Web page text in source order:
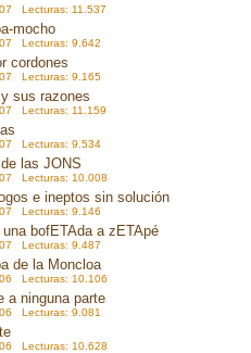
Lecturas: 11.537
mocho
Lecturas: 9.642
cordones
Lecturas: 9.165
sus razones
Lecturas: 11.159
Lecturas: 9.534
las JONS
Lecturas: 10.008
e ineptos sin solución
Lecturas: 9.146
una bofETAda a zETApé
Lecturas: 9.487
de la Moncloa
Lecturas: 10.106
a ninguna parte
Lecturas: 9.081
Lecturas: 10.628